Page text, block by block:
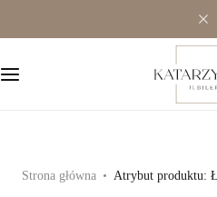
Strona główna Atrybut produktu:
Premium
Naszyjniki